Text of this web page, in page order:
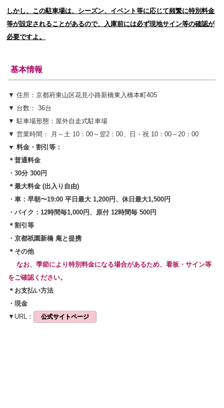
しかし、この駐車場は、シーズン、イベント等に応じて頻繁に特別料金
等が設定されることがあるので、入庫前には必ず現地サイン等の確認が
必要ですよ。
基本情報
▼ 住所：京都府東山区花見小路新橋東入橋本町405
▼ 台数： 36台
▼ 駐車場形態：屋外自走式駐車場
▼ 営業時間： 月～土 10：00～翌2：00、日・祝 10：00～20：00
▼ 料金・割引等：
＊普通料金
・30分 300円
＊最大料金 (出入り自由)
・車：早朝〜19:00 平日最大 1,200円、休日最大1,500円
・バイク：12時間毎1,000円、原付 12時間毎 500円
＊割引等
・京都祇園新橋 庵と提携
＊その他
なお、季節により特別料金になる場合があるため、看板・サイン等
をご確認ください。
＊お支払い方法
・現金
▼URL：
公式サイトページ